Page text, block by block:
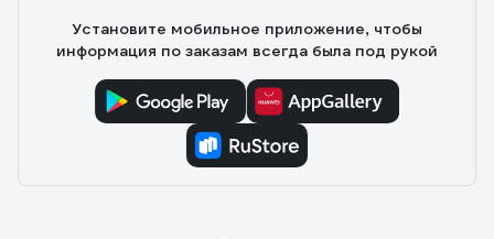
Установите мобильное приложение, чтобы
информация по заказам всегда была под рукой